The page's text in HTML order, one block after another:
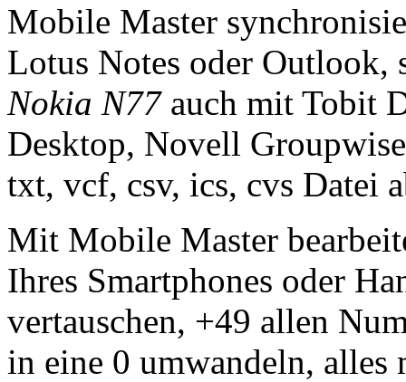
Mobile Master
Lotus Notes oder Outlook,
Nokia N77auch mit Tobit
Desktop, Novell
txt, vcf, csv, ics, cvs Datei
Mit Mobile Master
Ihres Smartphones oder
vertauschen, +49 allen
in eine 0 umwandeln,